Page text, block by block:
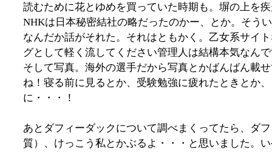
読むために花とゆめを買っていた時期も。塀の上を
NHKは日本秘密結社の略だったのかー、とか。そう
なんだか話がそれた。それはともかく。乙女系サイ
グとして軽く流してください管理人は結構本気なん
そして写真。海外の選手だから写真とかばんばん載
ね！寝る前に見るとか、受験勉強に疲れたときとか
に・・・！
あとダフィーダックについて調べまくってたら、ダ
質）、けっこう私とかぶるよ・・・と思いました。